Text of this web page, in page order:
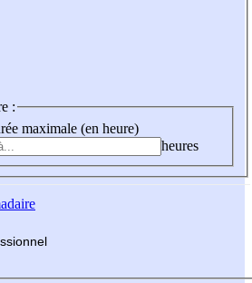
:
maximale (en heure)
heures